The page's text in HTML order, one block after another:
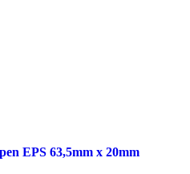
EPS 63,5mm x 20mm